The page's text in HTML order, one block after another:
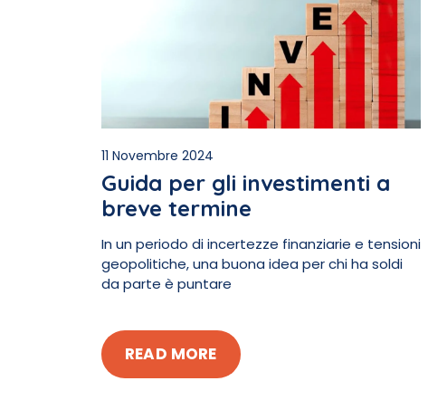
11 Novembre 2024
Guida per gli investimenti a
breve termine
In un periodo di incertezze finanziarie e tensioni
geopolitiche, una buona idea per chi ha soldi
da parte è puntare
READ MORE